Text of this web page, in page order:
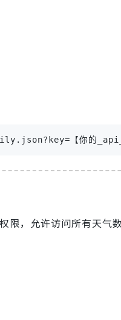
【你的
限，允许访问所有天气数